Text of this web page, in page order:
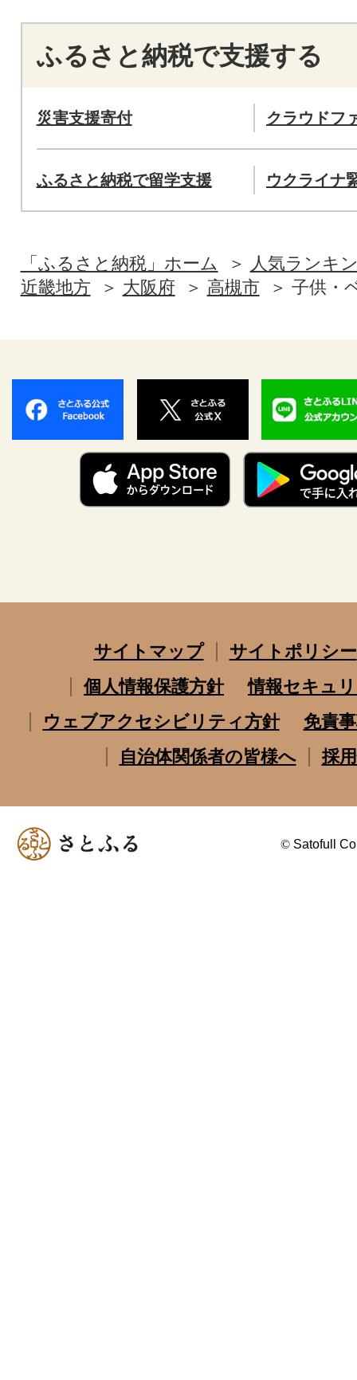
ふるさと納税で支援する
災害支援寄付 クラウドフ
ふるさと納税で留学支援 ウクライナ
「ふるさと納税」ホーム
人気ランキ
近畿地方
大阪府 高槻市 子供・
サイトマップ
サイトポリシー
個人情報保護方針
情報セキュ
ウェブアクセシビリティ方針
免責
自治体関係者の皆様へ
採
© Satofull